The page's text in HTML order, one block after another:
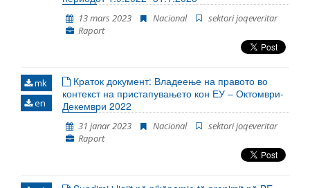
Gjyqësori dhe të drejtat themelore.
13 mars 2023 Nacional
sektori joqeveritar
Raport
mk
en
Краток документ: Владеење на правото во
контекст на пристапувањето кон ЕУ – Октомври-
Декември 2022
31 janar 2023 Nacional
sektori joqeveritar
Raport